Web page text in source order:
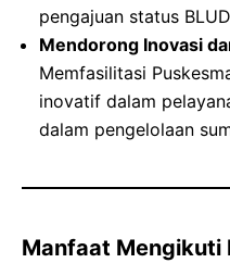
pengajuan status
Mendorong Inovasi
Memfasilitasi
inovatif dalam
dalam pengelolaan
Manfaat Mengikuti